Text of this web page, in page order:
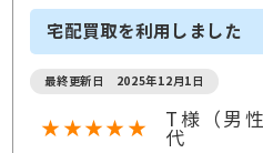
宅配買取を利用しました
最終更新日 2025年12月1日
★★★★★ T様（男
代